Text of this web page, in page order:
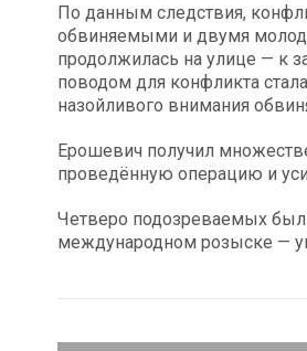
По данным следствия,
обвиняемыми и двумя
продолжилась на улице — к
поводом для конфликта
назойливого внимания
Ерошевич получил
проведённую операцию и
Четверо подозреваемых
международном розыске —